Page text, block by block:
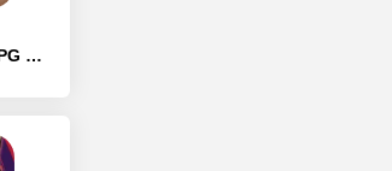
Kingdom Raid: RPG Defense